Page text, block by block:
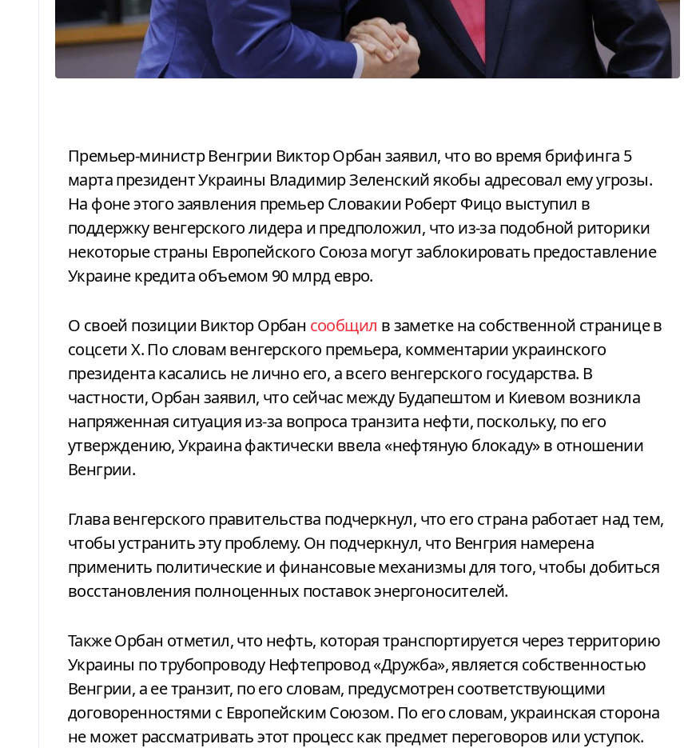
Премьер-министр Венгрии Виктор Орбан заявил, что во время брифинга 5
марта президент Украины Владимир Зеленский якобы адресовал ему угрозы.
На фоне этого заявления премьер Словакии Роберт Фицо выступил в
поддержку венгерского лидера и предположил, что из-за подобной риторики
некоторые страны Европейского Союза могут заблокировать предоставление
Украине кредита объемом 90 млрд евро.
О своей позиции Виктор Орбан сообщил в заметке на собственной странице в
соцсети X. По словам венгерского премьера, комментарии украинского
президента касались не лично его, а всего венгерского государства. В
частности, Орбан заявил, что сейчас между Будапештом и Киевом возникла
напряженная ситуация из-за вопроса транзита нефти, поскольку, по его
утверждению, Украина фактически ввела «нефтяную блокаду» в отношении
Венгрии.
Глава венгерского правительства подчеркнул, что его страна работает над тем,
чтобы устранить эту проблему. Он подчеркнул, что Венгрия намерена
применить политические и финансовые механизмы для того, чтобы добиться
восстановления полноценных поставок энергоносителей.
Также Орбан отметил, что нефть, которая транспортируется через территорию
Украины по трубопроводу Нефтепровод «Дружба», является собственностью
Венгрии, а ее транзит, по его словам, предусмотрен соответствующими
договоренностями с Европейским Союзом. По его словам, украинская сторона
не может рассматривать этот процесс как предмет переговоров или уступок.